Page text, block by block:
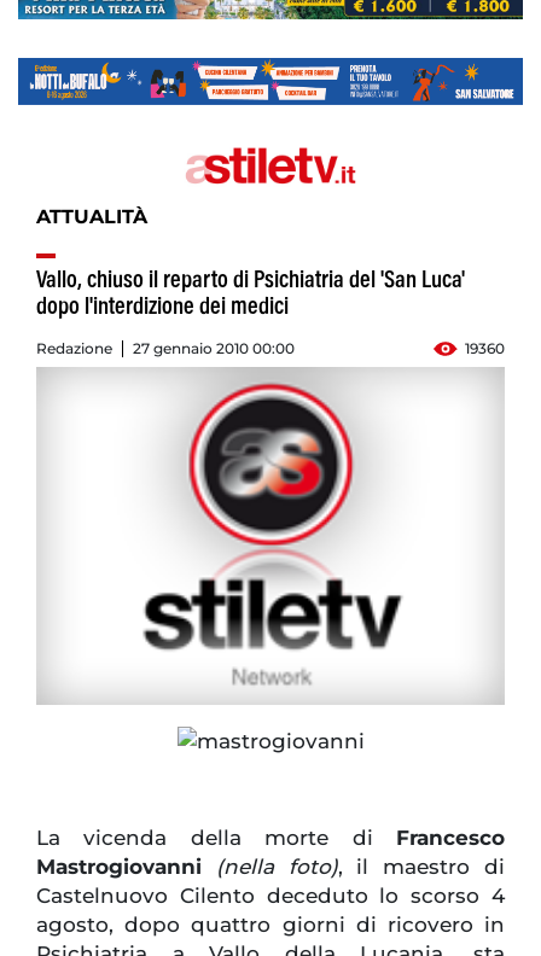
ATTUALITÀ
Vallo, chiuso il reparto di Psichiatria del 'San Luca'
dopo l'interdizione dei medici
Redazione 27 gennaio 2010 00:00 19360
La vicenda della morte di Francesco
Mastrogiovanni
(nella foto), il maestro di
Castelnuovo Cilento deceduto lo scorso 4
agosto, dopo quattro giorni di ricovero in